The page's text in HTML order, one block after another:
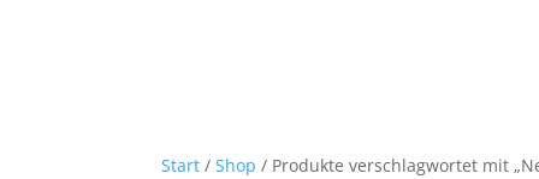
Start /Shop / Produkte verschlagwortet mit